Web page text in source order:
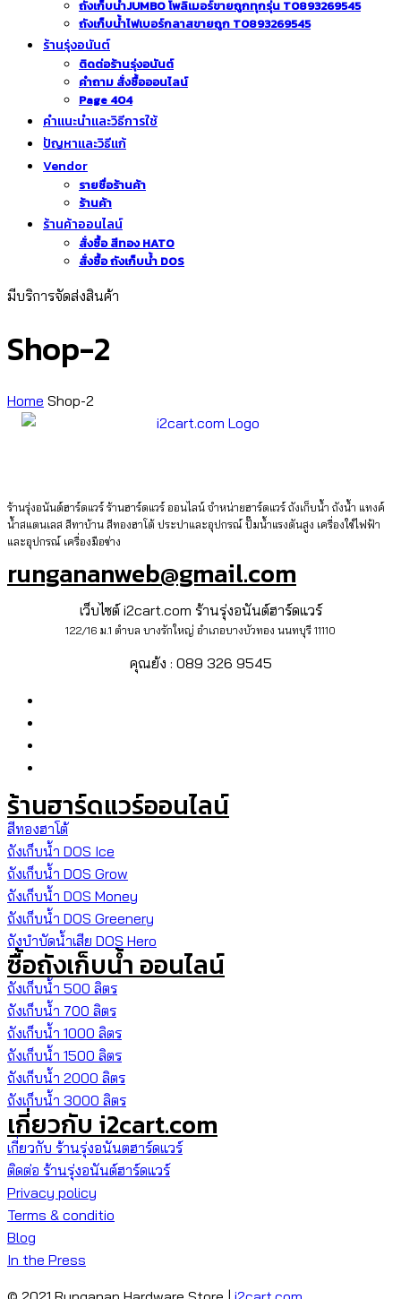
ถังเก็บน้ำJUMBO โพลิเมอร์ขายถูกทุกรุ่น T0893269545
ถังเก็บน้ำไฟเบอร์กลาสขายถูก T0893269545
ร้านรุ่งอนันต์
ติดต่อร้านรุ่งอนันต์
คำถาม สั่งซื้อออนไลน์
Page 404
คำแนะนำและวิธีการใช้
ปัญหาและวิธีแก้
Vendor
รายชื่อร้านค้า
ร้านค้า
ร้านค้าออนไลน์
สั่งซื้อ สีทอง HATO
สั่งซื้อ ถังเก็บน้ำ DOS
มีบริการจัดส่งสินค้า
Shop-2
Home Shop-2
ร้านรุ่งอนันต์ฮาร์ดแวร์ ร้านฮาร์ดแวร์ ออนไลน์ จำหน่ายฮาร์ดแวร์ ถังเก็บน้ำ ถังน้ำ แทงค์
น้ำสแตนเลส สีทาบ้าน สีทองฮาโต้ ประปาและอุปกรณ์ ปั๊มน้ำแรงดันสูง เครื่องใช้ไฟฟ้า
และอุปกรณ์ เครื่องมือช่าง
rungananweb@gmail.com
เว็บไซต์ i2cart.com ร้านรุ่งอนันต์ฮาร์ดแวร์
122/16 ม.1 ตำบล บางรักใหญ่ อำเภอบางบัวทอง นนทบุรี 11110
คุณย้ง : 089 326 9545
ร้านฮาร์ดแวร์ออนไลน์
สีทองฮาโต้
ถังเก็บน้ำ DOS Ice
ถังเก็บน้ำ DOS Grow
ถังเก็บน้ำ DOS Money
ถังเก็บน้ำ DOS Greenery
ถังบำบัดน้ำเสีย DOS Hero
ซื้อถังเก็บน้ำ ออนไลน์
ถังเก็บน้ำ 500 ลิตร
ถังเก็บน้ำ 700 ลิตร
ถังเก็บน้ำ 1000 ลิตร
ถังเก็บน้ำ 1500 ลิตร
ถังเก็บน้ำ 2000 ลิตร
ถังเก็บน้ำ 3000 ลิตร
เกี่ยวกับ i2cart.com
เกี่ยวกับ ร้านรุ่งอนันตฮาร์ดแวร์
ติดต่อ ร้านรุ่งอนันต์ฮาร์ดแวร์
Privacy policy
Terms & conditio
Blog
In the Press